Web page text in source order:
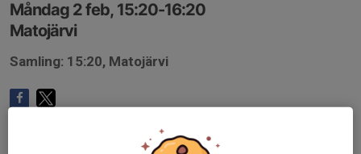
Måndag 2 feb, 15:20-16:20
Matojärvi
Samling: 15:20, Matojärvi